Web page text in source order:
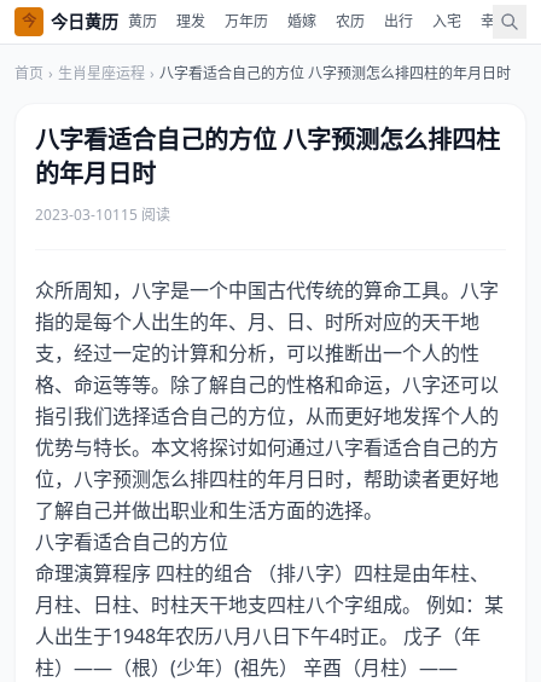
今 今日黄历 黄历 理发 万年历 婚嫁 农历 出行 入宅 幸运色
首页 › 生肖星座运程 › 八字看适合自己的方位 八字预测怎么排四柱的年月日时
八字看适合自己的方位 八字预测怎么排四柱
的年月日时
2023-03-10115 阅读
众所周知，八字是一个中国古代传统的算命工具。八字
指的是每个人出生的年、月、日、时所对应的天干地
支，经过一定的计算和分析，可以推断出一个人的性
格、命运等等。除了解自己的性格和命运，八字还可以
指引我们选择适合自己的方位，从而更好地发挥个人的
优势与特长。本文将探讨如何通过八字看适合自己的方
位，八字预测怎么排四柱的年月日时，帮助读者更好地
了解自己并做出职业和生活方面的选择。
八字看适合自己的方位
命理演算程序 四柱的组合 （排八字）四柱是由年柱、
月柱、日柱、时柱天干地支四柱八个字组成。 例如：某
人出生于1948年农历八月八日下午4时正。 戊子（年
柱）——（根）(少年）(祖先） 辛酉（月柱）——